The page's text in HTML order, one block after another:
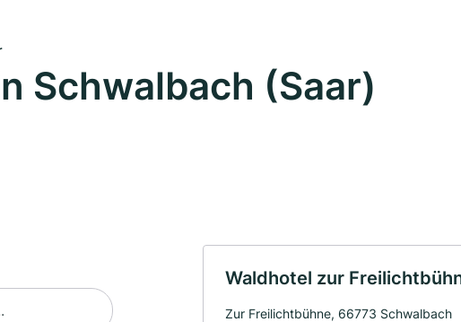
Schwalbach (Saar)
Waldhotel zur
Zur Freilichtbühne, 66773 Schwalbach